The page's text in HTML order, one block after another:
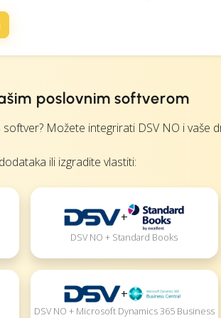
poslovnim softverom
Možete integrirati DSV NO i vaše
ili izgradite vlastiti:
+
DSV NO + Standard Books
+
DSV NO + Microsoft Dynamics 365 Business